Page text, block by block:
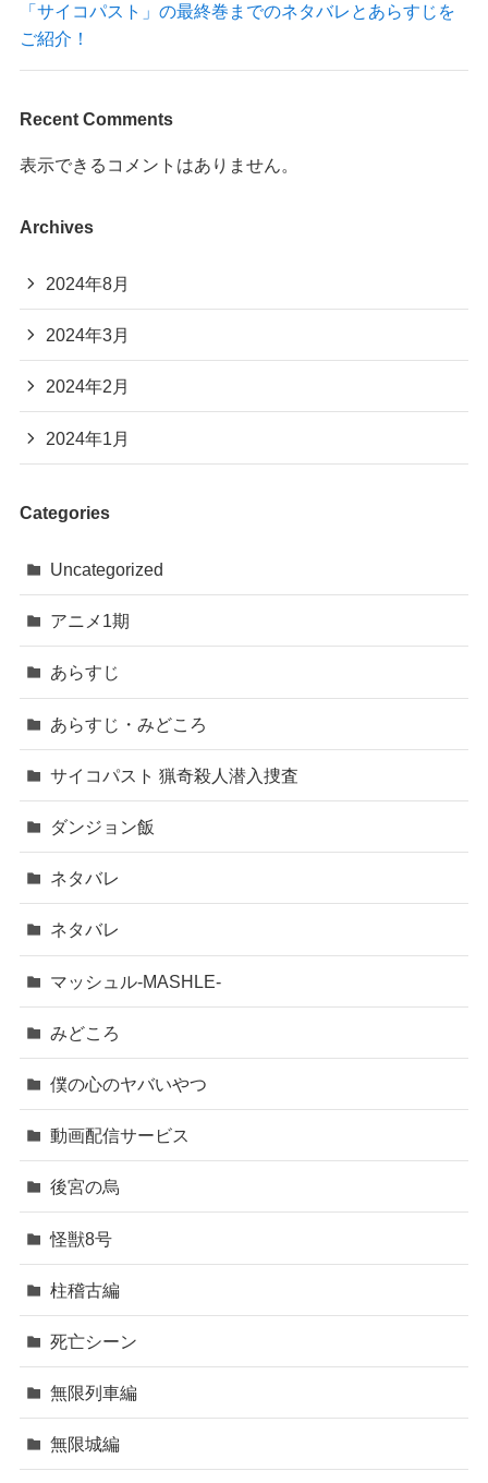
「サイコパスト」の最終巻までのネタバレとあらすじを
ご紹介！
Recent Comments
表示できるコメントはありません。
Archives
2024年8月
2024年3月
2024年2月
2024年1月
Categories
Uncategorized
アニメ1期
あらすじ
あらすじ・みどころ
サイコパスト 猟奇殺人潜入捜査
ダンジョン飯
ネタバレ
ネタバレ
マッシュル-MASHLE-
みどころ
僕の心のヤバいやつ
動画配信サービス
後宮の烏
怪獣8号
柱稽古編
死亡シーン
無限列車編
無限城編